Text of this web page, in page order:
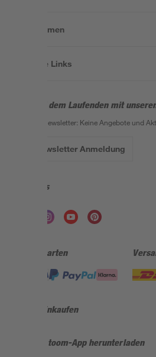
Unternehmen
Nützliche Links
Bleib auf dem Laufenden mit
Der toom Newsletter: Keine Angebote und
Zur Newsletter Anmeldung
Folge uns
Zahlungsarten
Sicher einkaufen
Jetzt die toom-App herunterladen